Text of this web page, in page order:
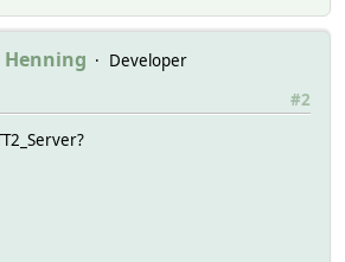
Henning
Developer
#2